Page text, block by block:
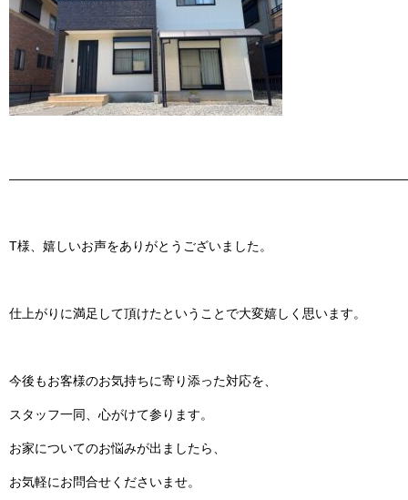
T様、嬉しいお声をありがとうございました。
仕上がりに満足して頂けたということで大変嬉しく思います。
今後もお客様のお気持ちに寄り添った対応を、
スタッフ一同、心がけて参ります。
お家についてのお悩みが出ましたら、
お気軽にお問合せくださいませ。